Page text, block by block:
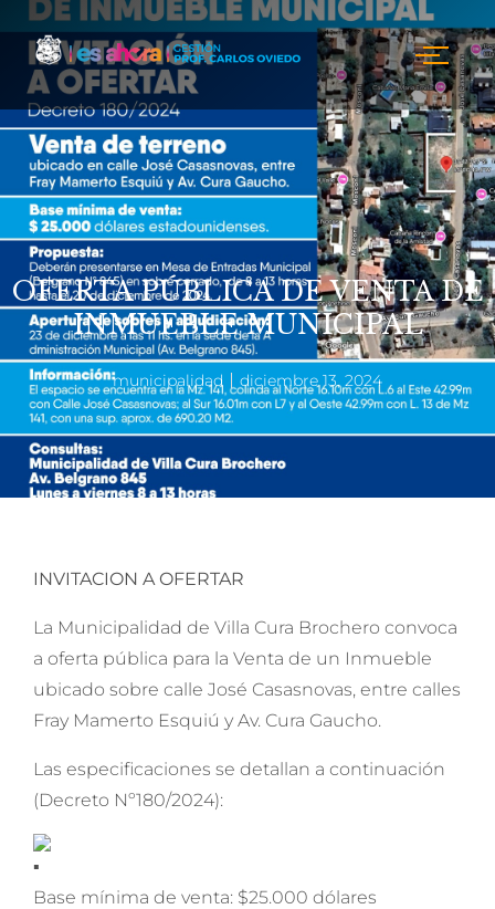
OFERTA PÚBLICA DE VENTA DE
INMUEBLE MUNICIPAL
municipalidad diciembre 13, 2024
INVITACION A OFERTAR
La Municipalidad de Villa Cura Brochero convoca
a oferta pública para la Venta de un Inmueble
ubicado sobre calle José Casasnovas, entre calles
Fray Mamerto Esquiú y Av. Cura Gaucho.
Las especificaciones se detallan a continuación
(Decreto Nº180/2024):
Base mínima de venta: $25.000 dólares